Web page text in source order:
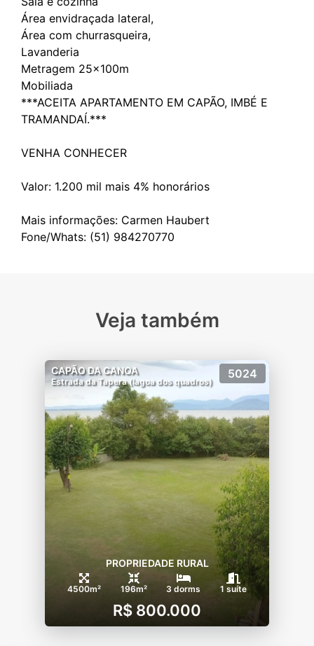
Área envidraçada lateral,
Área com churrasqueira,
Lavanderia
Metragem 25x100m
Mobiliada
***ACEITA APARTAMENTO EM CAPÃO, IMBÉ E
TRAMANDAÍ.***
VENHA CONHECER
Valor: 1.200 mil mais 4% honorários
Mais informações: Carmen Haubert
Veja também
CAPÃO DA CANOA
Estrada da Tapera (lagoa dos quadros)
5024
PROPRIEDADE RURAL
4500m² 196m² 3 dorms 1 suíte
R$ 800.000